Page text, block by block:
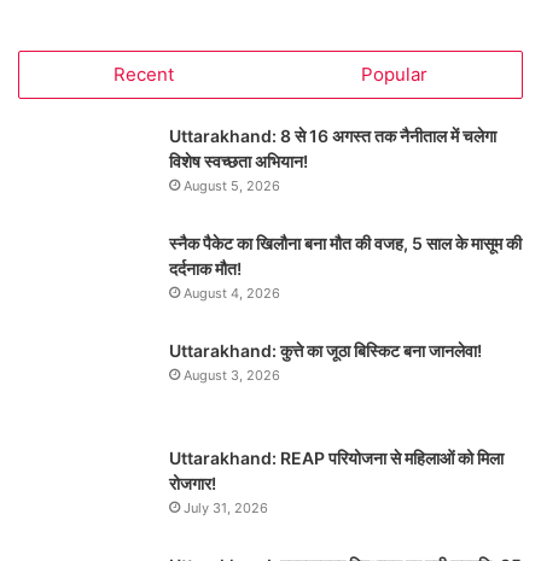
Recent Popular
Uttarakhand: 8 से 16 अगस्त तक नैनीताल में चलेगा
विशेष स्वच्छता अभियान!
August 5, 2026
स्नैक पैकेट का खिलौना बना मौत की वजह, 5 साल के मासूम की
दर्दनाक मौत!
August 4, 2026
Uttarakhand: कुत्ते का जूठा बिस्किट बना जानलेवा!
August 3, 2026
Uttarakhand: REAP परियोजना से महिलाओं को मिला
रोजगार!
July 31, 2026